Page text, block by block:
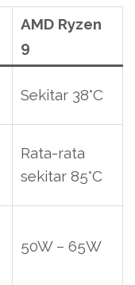
AMD Ryzen
9
Sekitar 38°C
Rata-rata
sekitar 85°C
50W – 65W